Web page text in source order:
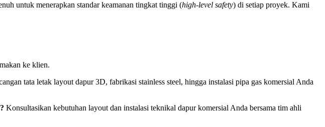
untuk menerapkan standar keamanan tingkat tinggi (high-level safety) di setiap proyek. Kami
ke klien.
tata letak layout dapur 3D, fabrikasi stainless steel, hingga instalasi pipa gas komersial Anda
Konsultasikan kebutuhan layout dan instalasi teknikal dapur komersial Anda bersama tim ahli